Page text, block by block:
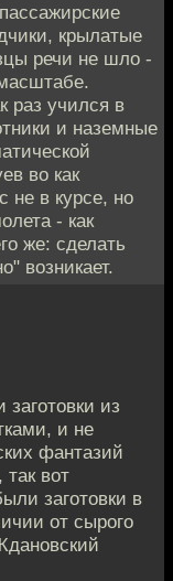
крылатые
речи не шло -
раз учился в
и наземные
во как
не в курсе, но
- как
же: сделать
возникает.
из
и не
фантазий
вот
заготовки в
от сырого